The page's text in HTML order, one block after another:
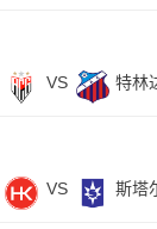
VS 特林
VS 斯塔